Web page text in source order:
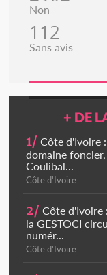
Non
112
Sans avis
+ DE
1/ Côte d'Ivoire
domaine
Coulibal...
Côte d'Ivoire
2/ Côte d'Ivoire
la GESTOCI
numér...
Côte d'Ivoire